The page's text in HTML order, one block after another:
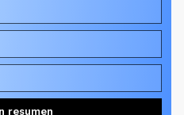
resumen